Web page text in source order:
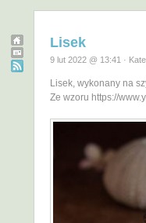
Lisek
9 lut 2022 @ 13:41 ·
Lisek, wykonany na
Ze wzoru https://